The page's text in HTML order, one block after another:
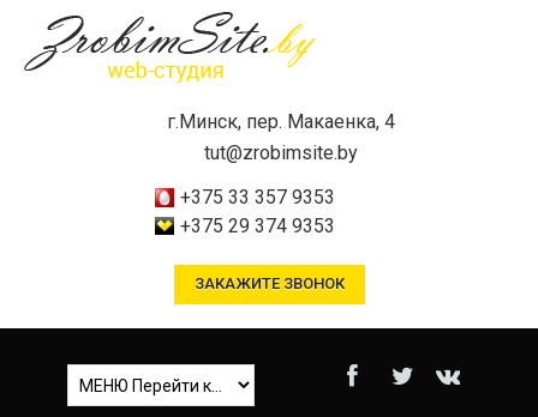
г.Минск, пер. Макаенка, 4
tut@zrobimsite.by
+375 33 357 9353
+375 29 374 9353
ЗАКАЖИТЕ ЗВОНОК